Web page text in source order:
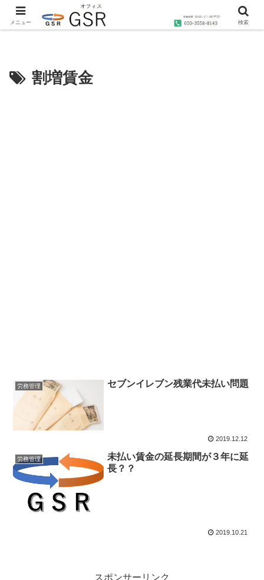
沖縄の社労士・行政書士・1級FP技能士によるコンサルティングならオフィス
割増賃金
労務管理 セブンイレブン残業代未払い問題
2019.12.12
労務管理
未払い賃金の延長期間が３年に延
長？？
2019.10.21
スポンサーリンク
メニュー 検索